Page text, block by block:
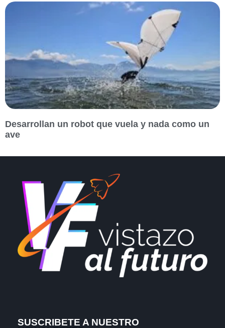
Desarrollan un robot que vuela y nada como un
ave
SUSCRIBETE A NUESTRO